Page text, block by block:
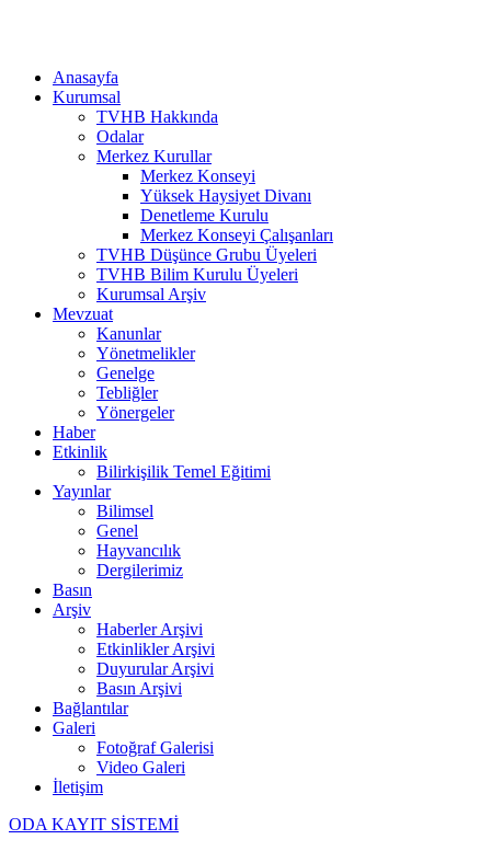
Anasayfa
Kurumsal
TVHB Hakkında
Odalar
Merkez Kurullar
Merkez Konseyi
Yüksek Haysiyet Divanı
Denetleme Kurulu
Merkez Konseyi Çalışanları
TVHB Düşünce Grubu Üyeleri
TVHB Bilim Kurulu Üyeleri
Kurumsal Arşiv
Mevzuat
Kanunlar
Yönetmelikler
Genelge
Tebliğler
Yönergeler
Haber
Etkinlik
Bilirkişilik Temel Eğitimi
Yayınlar
Bilimsel
Genel
Hayvancılık
Dergilerimiz
Basın
Arşiv
Haberler Arşivi
Etkinlikler Arşivi
Duyurular Arşivi
Basın Arşivi
Bağlantılar
Galeri
Fotoğraf Galerisi
Video Galeri
İletişim
ODA KAYIT SİSTEMİ